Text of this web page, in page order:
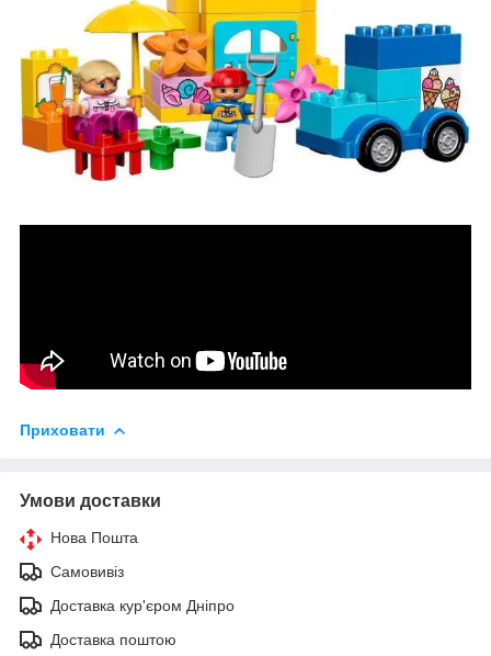
Приховати
Умови доставки
Нова Пошта
Самовивіз
Доставка кур'єром Дніпро
Доставка поштою